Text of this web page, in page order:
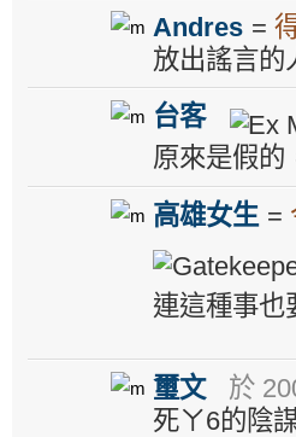
Andres =
放出謠言的
台客
原來是假的
高雄女生 =
連這種事也
璽文
於
死ㄚ6的陰